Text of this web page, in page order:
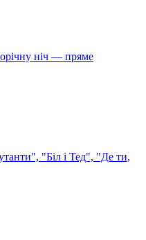
ніч — пряме
"Біл і Тед", "Де ти,